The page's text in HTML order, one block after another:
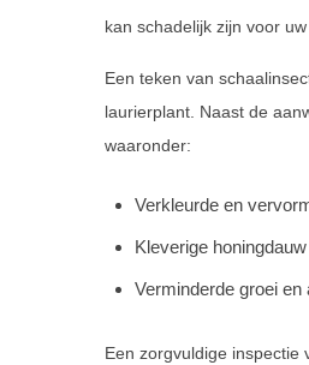
kan schadelijk zijn voor
Een teken van
laurierplant. Naast de
waaronder:
Verkleurde en
Kleverige
Verminderde groei
Een zorgvuldige inspectie